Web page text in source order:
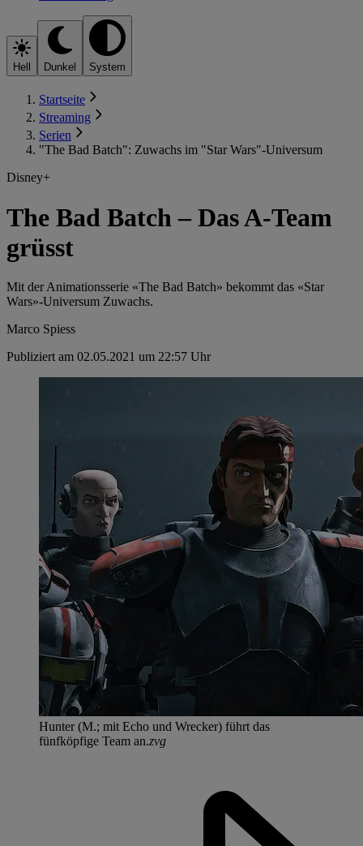
Hell Dunkel System
Startseite
Streaming
Serien
"The Bad Batch": Zuwachs im "Star Wars"-Universum
Disney+
The Bad Batch – Das A-Team
grüsst
Mit der Animationsserie «The Bad Batch» bekommt das «Star
Wars»-Universum Zuwachs.
Marco Spiess
Publiziert am 02.05.2021 um 22:57 Uhr
Hunter (M.; mit Echo und Wrecker) führt das
fünfköpfige Team an.zvg